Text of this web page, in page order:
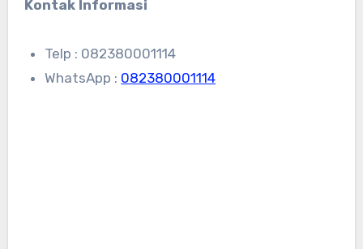
Kontak Informasi
Telp : 082380001114
WhatsApp : 082380001114